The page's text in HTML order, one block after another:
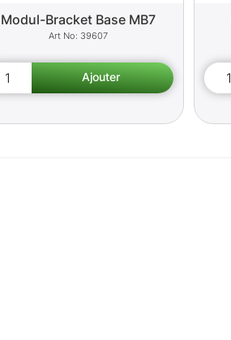
Modul-Bracket Base MB7
39607